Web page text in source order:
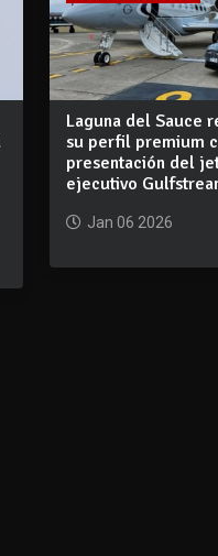
Laguna del Sauce
su perfil premium
presentación del
ejecutivo
Jan 06 2026